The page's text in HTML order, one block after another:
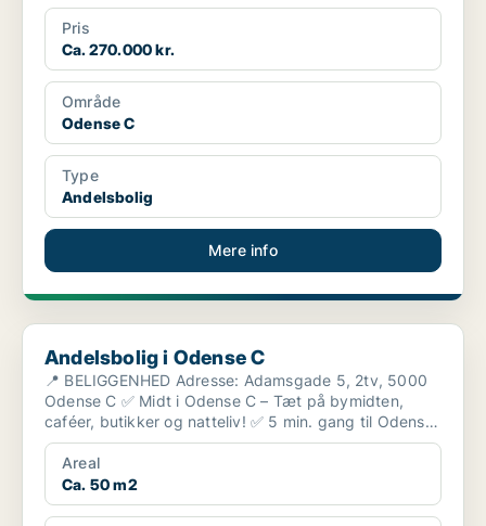
Pris
Ca. 270.000 kr.
Område
Odense C
Type
Andelsbolig
Mere info
Andelsbolig i Odense C
Andelsbolig i Odense C
📍 BELIGGENHED Adresse: Adamsgade 5, 2tv, 5000
Odense C ✅ Midt i Odense C – Tæt på bymidten,
caféer, butikker og natteliv! ✅ 5 min. gang til Odense
Baneg...
Areal
Ca. 50 m2